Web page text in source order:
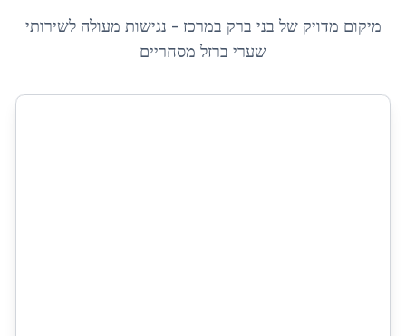
מיקום מדויק של בני ברק במרכז - נגישות מעולה לשירותי
שערי ברזל מסחריים